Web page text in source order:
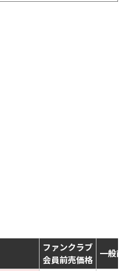
ファンクラブ
会員前売価格
一般